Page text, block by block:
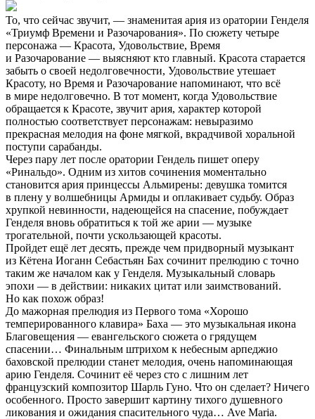
То, что сейчас звучит, — знаменитая ария из оратории Генделя
«Триумф Времени и Разочарования». По сюжету четыре
персонажа — Красота, Удовольствие, Время
и Разочарование — выясняют кто главный. Красота старается
забыть о своей недолговечности, Удовольствие утешает
Красоту, но Время и Разочарование напоминают, что всё
в мире недолговечно. В тот момент, когда Удовольствие
обращается к Красоте, звучит ария, характер которой
полностью соответствует персонажам: невыразимо
прекрасная мелодия на фоне мягкой, вкрадчивой хоральной
поступи сарабанды.
Через пару лет после оратории Гендель пишет оперу
«Ринальдо». Одним из хитов сочинения моментально
становится ария принцессы Альмирены: девушка томится
в плену у волшебницы Армиды и оплакивает судьбу. Образ
хрупкой невинности, надеющейся на спасение, побуждает
Генделя вновь обратиться к той же арии — музыке
трогательной, почти ускользающей красоты.
Пройдет ещё лет десять, прежде чем придворный музыкант
из Кётена Иоганн Себастьян Бах сочинит прелюдию с точно
таким же началом как у Генделя. Музыкальный словарь
эпохи — в действии: никаких цитат или заимствований.
Но как похож образ!
До мажорная прелюдия из Первого тома «Хорошо
темперированного клавира» Баха — это музыкальная икона
Благовещения — евангельского сюжета о грядущем
спасении… Финальным штрихом к небесным арпеджио
баховской прелюдии станет мелодия, очень напоминающая
арию Генделя. Сочинит её через сто с лишним лет
французский композитор Шарль Гуно. Что он сделает? Ничего
особенного. Просто завершит картину тихого душевного
ликования и ожидания спасительного чуда… Ave Maria.